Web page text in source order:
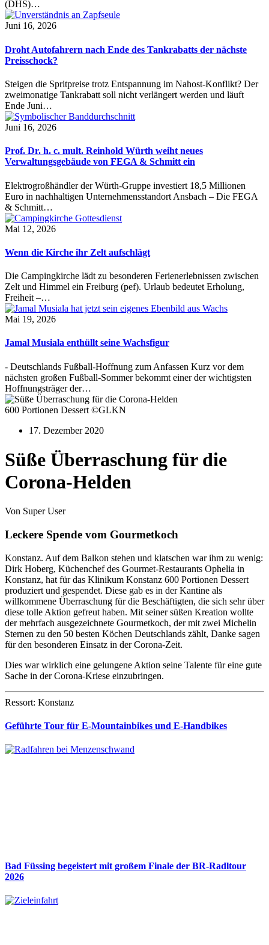
(DHS)…
Juni 16, 2026
Droht Autofahrern nach Ende des Tankrabatts der nächste
Preisschock?
Steigen die Spritpreise trotz Entspannung im Nahost-Konflikt? Der
zweimonatige Tankrabatt soll nicht verlängert werden und läuft
Ende Juni…
Juni 16, 2026
Prof. Dr. h. c. mult. Reinhold Würth weiht neues
Verwaltungsgebäude von FEGA & Schmitt ein
Elektrogroßhändler der Würth-Gruppe investiert 18,5 Millionen
Euro in nachhaltigen Unternehmensstandort Ansbach – Die FEGA
& Schmitt…
Mai 12, 2026
Wenn die Kirche ihr Zelt aufschlägt
Die Campingkirche lädt zu besonderen Ferienerlebnissen zwischen
Zelt und Himmel ein Freiburg (pef). Urlaub bedeutet Erholung,
Freiheit –…
Mai 19, 2026
Jamal Musiala enthüllt seine Wachsfigur
- Deutschlands Fußball-Hoffnung zum Anfassen Kurz vor dem
nächsten großen Fußball-Sommer bekommt einer der wichtigsten
Hoffnungsträger der…
600 Portionen Dessert ©GLKN
17. Dezember 2020
Süße Überraschung für die
Corona-Helden
Von Super User
Leckere Spende vom Gourmetkoch
Konstanz. Auf dem Balkon stehen und klatschen war ihm zu wenig:
Dirk Hoberg, Küchenchef des Gourmet-Restaurants Ophelia in
Konstanz, hat für das Klinikum Konstanz 600 Portionen Dessert
produziert und gespendet. Diese gab es in der Kantine als
willkommene Überraschung für die Beschäftigten, die sich sehr über
diese tolle Aktion gefreut haben. Mit seiner süßen Kreation wollte
der mehrfach ausgezeichnete Gourmetkoch, der mit zwei Michelin
Sternen zu den 50 besten Köchen Deutschlands zählt, Danke sagen
für den besonderen Einsatz in der Corona-Zeit.
Dies war wirklich eine gelungene Aktion seine Talente für eine gute
Sache in der Corona-Kriese einzubringen.
Ressort: Konstanz
Geführte Tour für E-Mountainbikes und E-Handbikes
Bad Füssing begeistert mit großem Finale der BR-Radltour
2026